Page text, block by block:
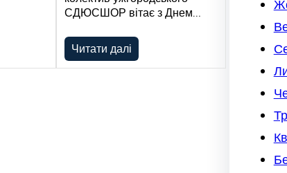
СДЮСШОР вітає з Днем…
Читати далі